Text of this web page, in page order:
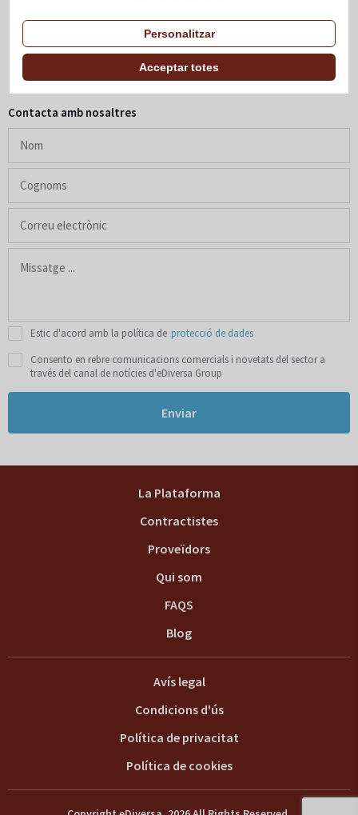
www.ediversa.com
Contacta amb nosaltres
Estic d'acord amb la política de protecció de dades
Consento en rebre comunicacions comercials i novetats del sector a
través del canal de notícies d'eDiversa Group
Enviar
La Plataforma
Contractistes
Proveïdors
Qui som
FAQS
Blog
Avís legal
Condicions d'ús
Política de privacitat
Política de cookies
Personalitzar
Acceptar totes